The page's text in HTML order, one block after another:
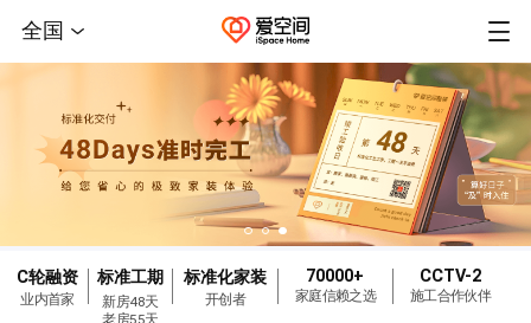
全国
C轮融资
业内首家
标准工期
新房48天
标准化家装
开创者
70000+
家庭信赖之选
CCTV-2
施工合作伙伴